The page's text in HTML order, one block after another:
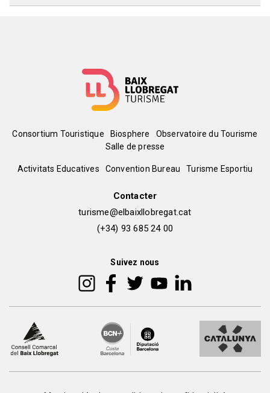
Menú
del
Consortium Touristique Biosphere
Observatoire du Tourisme
Salle de presse
Peu
Activitats Educatives Convention Bureau Turisme Esportiu
Contacter
turisme@elbaixllobregat.cat
(+34) 93 685 24 00
Suivez nous